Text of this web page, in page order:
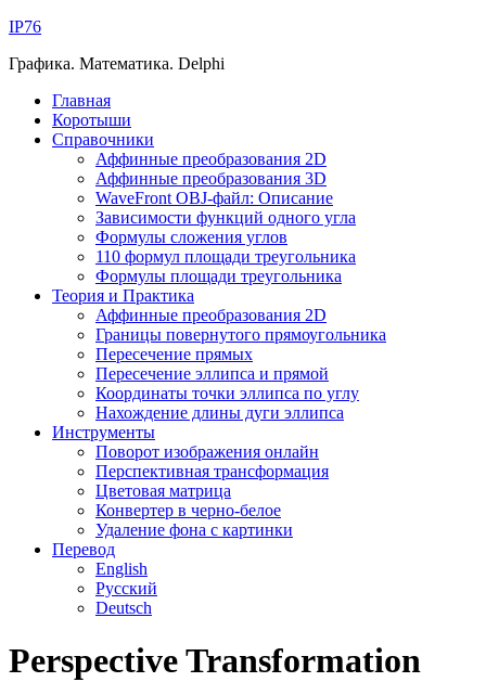
IP76
Графика. Математика. Delphi
Главная
Коротыши
Справочники
Аффинные преобразования 2D
Аффинные преобразования 3D
WaveFront OBJ-файл: Описание
Зависимости функций одного угла
Формулы сложения углов
110 формул площади треугольника
Формулы площади треугольника
Теория и Практика
Аффинные преобразования 2D
Границы повернутого прямоугольника
Пересечение прямых
Пересечение эллипса и прямой
Координаты точки эллипса по углу
Нахождение длины дуги эллипса
Инструменты
Поворот изображения онлайн
Перспективная трансформация
Цветовая матрица
Конвертер в черно-белое
Удаление фона с картинки
Перевод
English
Русский
Deutsch
Perspective Transformation